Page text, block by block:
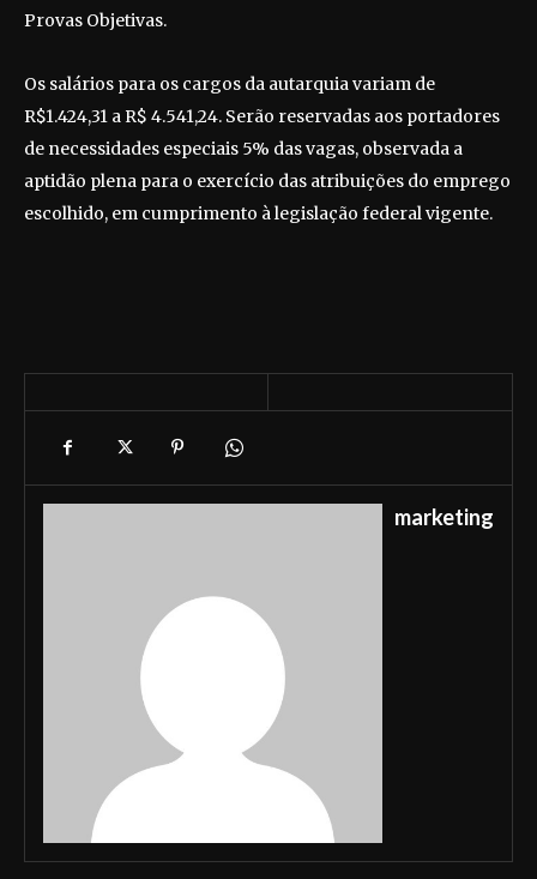
Provas Objetivas.
Os salários para os cargos da autarquia variam de
R$1.424,31 a R$ 4.541,24. Serão reservadas aos portadores
de necessidades especiais 5% das vagas, observada a
aptidão plena para o exercício das atribuições do emprego
escolhido, em cumprimento à legislação federal vigente.
marketing